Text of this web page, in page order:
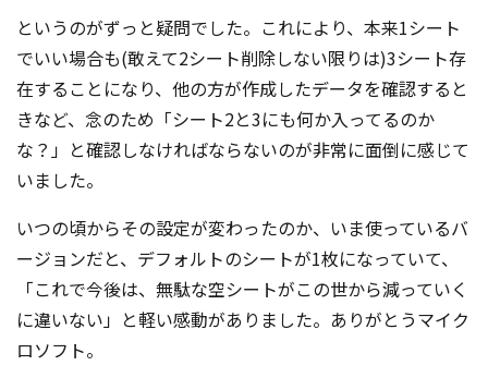
というのがずっと疑問でした。これにより、本来1シート
でいい場合も(敢えて2シート削除しない限りは)3シート存
在することになり、他の方が作成したデータを確認すると
きなど、念のため「シート2と3にも何か入ってるのか
な？」と確認しなければならないのが非常に面倒に感じて
いました。
いつの頃からその設定が変わったのか、いま使っているバ
ージョンだと、デフォルトのシートが1枚になっていて、
「これで今後は、無駄な空シートがこの世から減っていく
に違いない」と軽い感動がありました。ありがとうマイク
ロソフト。